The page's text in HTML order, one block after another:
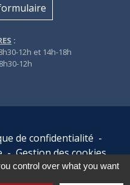
:
12h et 14h-18h
12h
de confidentialité -
- Gestion des cookies
control over what you want